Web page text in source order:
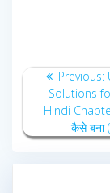
PostPrevious:
Solutions
Hindi
कैसे बना